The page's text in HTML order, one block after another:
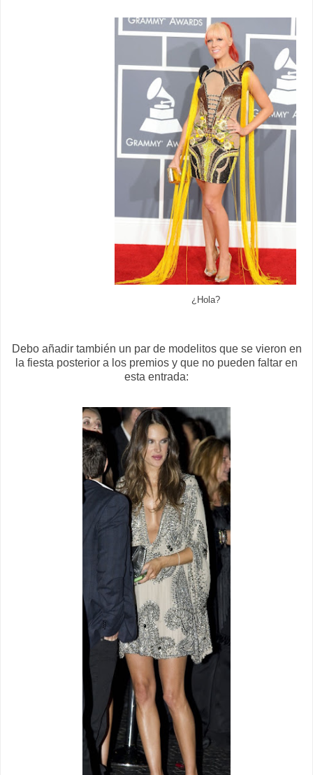
¿Hola?
Debo añadir también un par de modelitos que se vieron en
la fiesta posterior a los premios y que no pueden faltar en
esta entrada: